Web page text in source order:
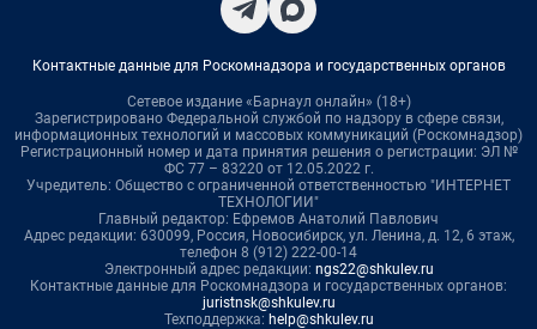
Контактные данные для Роскомнадзора и государственных органов
Сетевое издание «Барнаул онлайн» (18+)
Зарегистрировано Федеральной службой по надзору в сфере связи,
информационных технологий и массовых коммуникаций (Роскомнадзор)
Регистрационный номер и дата принятия решения о регистрации: ЭЛ №
ФС 77 – 83220 от 12.05.2022 г.
Учредитель: Общество с ограниченной ответственностью "ИНТЕРНЕТ
ТЕХНОЛОГИИ"
Главный редактор: Ефремов Анатолий Павлович
Адрес редакции: 630099, Россия, Новосибирск, ул. Ленина, д. 12, 6 этаж,
телефон 8 (912) 222-00-14
Электронный адрес редакции: ngs22@shkulev.ru
Контактные данные для Роскомнадзора и государственных органов:
juristnsk@shkulev.ru
Техподдержка: help@shkulev.ru